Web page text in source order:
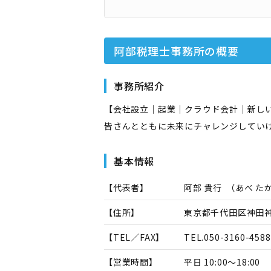
阿部税理士事務所の概要
事務所紹介
【会社設立｜起業｜クラウド会計｜新
皆さんとともに未来にチャレンジしてい
基本情報
【代表者】 阿部 貴行 （あべ た
【住所】 東京都千代田区神
【TEL／FAX】 TEL.050-3160-4588
【営業時間】 平日 10:00～18:00